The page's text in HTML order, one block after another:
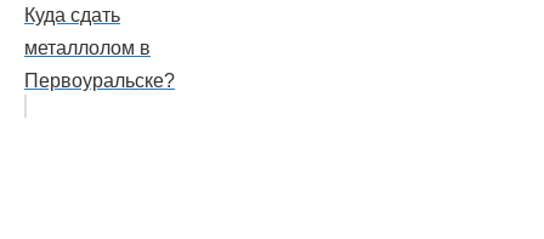
Куда сдать
металлолом в
Первоуральске?